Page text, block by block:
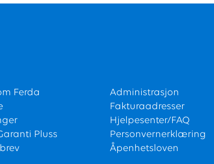
Ferda
Pluss
Administrasjon
Fakturaadresser
Hjelpesenter/FAQ
Personvernerklæring
Åpenhetsloven